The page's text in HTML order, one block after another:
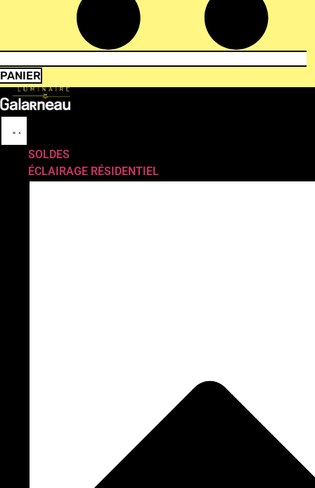
PANIER
SOLDES
ÉCLAIRAGE RÉSIDENTIEL